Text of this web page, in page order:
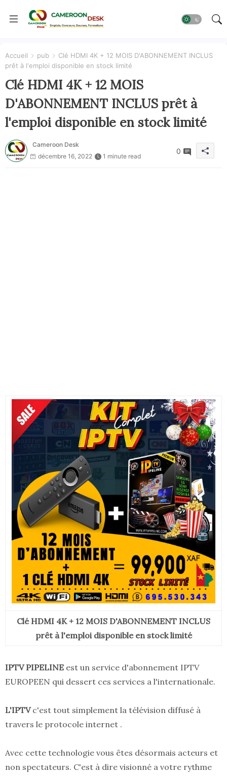
Accueil pub
Clé HDMI 4K + 12 MOIS D'ABONNEMENT INCLUS
prêt à l'emploi disponible en stock limité
Clé HDMI 4K + 12 MOIS
D'ABONNEMENT INCLUS prêt à
l'emploi disponible en stock limité
Cameroon Desk
décembre 16, 2022
1 minute read
0
Clé HDMI 4K + 12 MOIS D'ABONNEMENT INCLUS
prêt à l'emploi disponible en stock limité
IPTV PIPELINE est un service d'abonnement IPTV
EUROPEEN qui dessert ces services a l'internationale.
L'IPTVc'est tout simplement la télévision diffusé à
travers le protocole internet .
Avec cette technologie vous êtes désormais acteurs et
non spectateurs. C'est à dire visionné a votre rythme